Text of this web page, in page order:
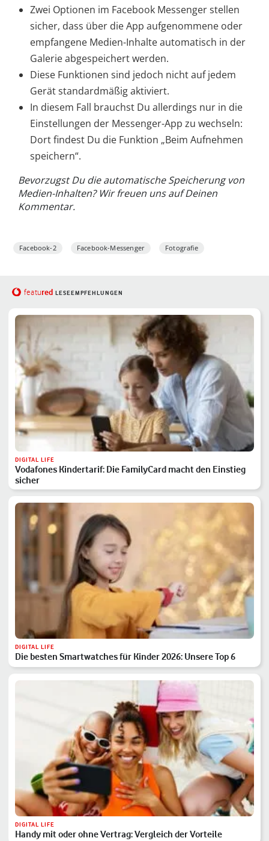
Zwei Optionen im Facebook Messenger stellen
sicher, dass über die App aufgenommene oder
empfangene Medien-Inhalte automatisch in der
Galerie abgespeichert werden.
Diese Funktionen sind jedoch nicht auf jedem
Gerät standardmäßig aktiviert.
In diesem Fall brauchst Du allerdings nur in die
Einstellungen der Messenger-App zu wechseln:
Dort findest Du die Funktion „Beim Aufnehmen
speichern“.
Bevorzugst Du die automatische Speicherung von
Medien-Inhalten? Wir freuen uns auf Deinen
Kommentar.
Facebook-2 Facebook-Messenger Fotografie
featured LESEEMPFEHLUNGEN
DIGITAL LIFE
Vodafones Kindertarif: Die FamilyCard macht den Einstieg
sicher
DIGITAL LIFE
Die besten Smartwatches für Kinder 2026: Unsere Top 6
DIGITAL LIFE
Handy mit oder ohne Vertrag: Vergleich der Vorteile